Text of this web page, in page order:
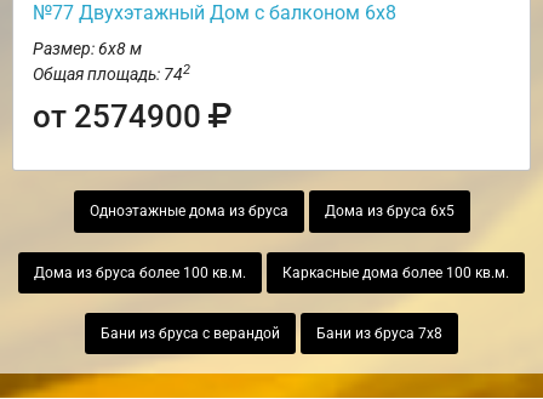
№77 Двухэтажный Дом с балконом 6х8
Размер: 6х8 м
Общая площадь: 742
от 2574900
Одноэтажные дома из бруса Дома из бруса 6х5
Дома из бруса более 100 кв.м. Каркасные дома более 100 кв.м.
Бани из бруса с верандой Бани из бруса 7х8